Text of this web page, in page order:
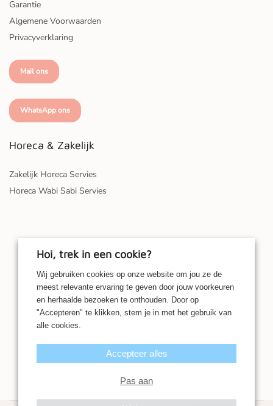
Garantie
Algemene Voorwaarden
Privacyverklaring
Mail ons
WhatsApp ons
Horeca & Zakelijk
Zakelijk Horeca Servies
Horeca Wabi Sabi Servies
Hoi, trek in een cookie?
Wij gebruiken cookies op onze website om jou ze de
meest relevante ervaring te geven door jouw voorkeuren
en herhaalde bezoeken te onthouden. Door op
"Accepteren" te klikken, stem je in met het gebruik van
alle cookies.
Pas aan
Accepteer alles